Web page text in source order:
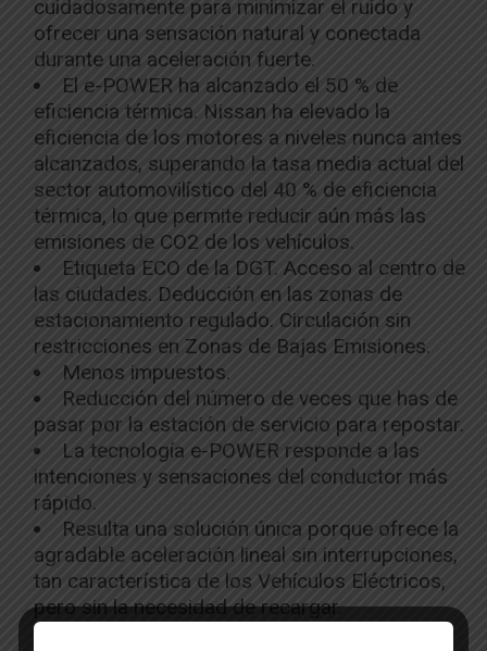
cuidadosamente para minimizar el ruido y
ofrecer una sensación natural y conectada
durante una aceleración fuerte.
El e-POWER ha alcanzado el 50 % de
eficiencia térmica. Nissan ha elevado la
eficiencia de los motores a niveles nunca antes
alcanzados, superando la tasa media actual del
sector automovilístico del 40 % de eficiencia
térmica, lo que permite reducir aún más las
emisiones de CO2 de los vehículos.
Etiqueta ECO de la DGT. Acceso al centro de
las ciudades. Deducción en las zonas de
estacionamiento regulado. Circulación sin
restricciones en Zonas de Bajas Emisiones.
Menos impuestos.
Reducción del número de veces que has de
pasar por la estación de servicio para repostar.
La tecnología e-POWER responde a las
intenciones y sensaciones del conductor más
rápido.
Resulta una solución única porque ofrece la
agradable aceleración lineal sin interrupciones,
tan característica de los Vehículos Eléctricos,
pero sin la necesidad de recargar.